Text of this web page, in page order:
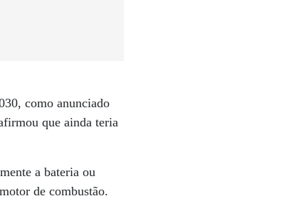
como anunciado
que ainda teria
a bateria ou
de combustão.